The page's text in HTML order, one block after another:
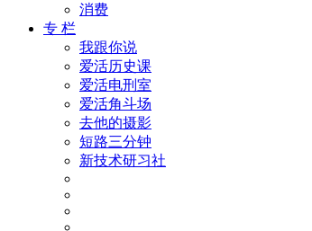
消费
专 栏
我跟你说
爱活历史课
爱活电刑室
爱活角斗场
去他的摄影
短路三分钟
新技术研习社